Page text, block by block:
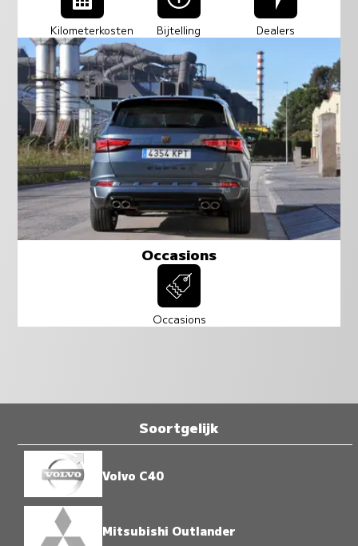
Kilometerkosten Bijtelling Dealers
Occasions
Occasions
Soortgelijk
Volvo C40
Mitsubishi Outlander